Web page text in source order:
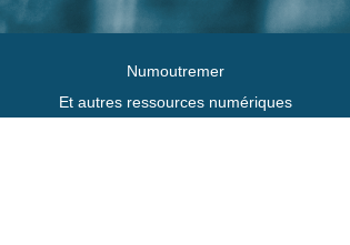
Numoutremer
Et autres ressources numériques